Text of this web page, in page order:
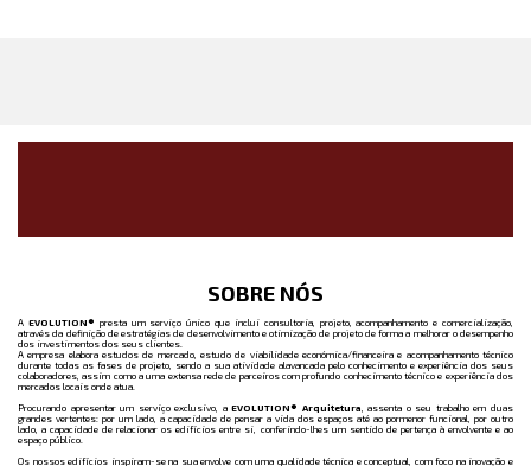
SOBRE NÓS
A EVOLUTION® presta um serviço único que inclui consultoria, projeto, acompanhamento e comercialização,
através da definição de estratégias de desenvolvimento e otimização de projeto de forma a melhorar o desempenho
dos investimentos dos seus clientes.
A empresa elabora estudos de mercado, estudo de viabilidade económica/financeira e acompanhamento técnico
durante todas as fases de projeto, sendo a sua atividade alavancada pelo conhecimento e experiência dos seus
colaboradores, assim como a uma extensa rede de parceiros com profundo conhecimento técnico e experiência dos
mercados locais onde atua.
Procurando apresentar um serviço exclusivo, aEVOLUTION® Arquitetura , assenta o seu trabalho em duas
grandes vertentes: por um lado, a capacidade de pensar a vida dos espaços até ao pormenor funcional, por outro
lado, a capacidade de relacionar os edifícios entre si, conferindo-lhes um sentido de pertença à envolvente e ao
espaço público.
Os nossos edifícios inspiram-se na sua envolve com uma qualidade técnica e conceptual, com foco na inovação e